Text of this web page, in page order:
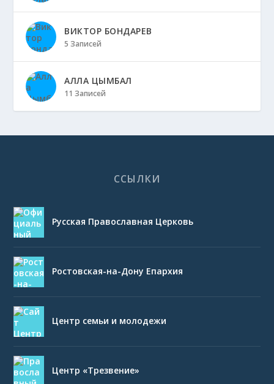
ВИКТОР БОНДАРЕВ
5 Записей
АЛЛА ЦЫМБАЛ
11 Записей
ССЫЛКИ
Русская Православная Церковь
Ростовская-на-Дону Епархия
Центр семьи и молодежи
Центр «Трезвение»